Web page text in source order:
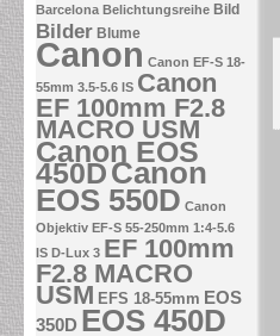
Barcelona Belichtungsreihe Bild
Bilder Blume
Canon Canon EF-S 18-
55mm 3.5-5.6 IS Canon
EF 100mm F2.8
MACRO USM
Canon EOS
450DCanon
EOS 550D Canon
Objektiv EF-S 55-250mm 1:4-5.6
IS D-Lux 3 EF 100mm
F2.8 MACRO
USM EFS 18-55mm EOS
350D EOS 450D